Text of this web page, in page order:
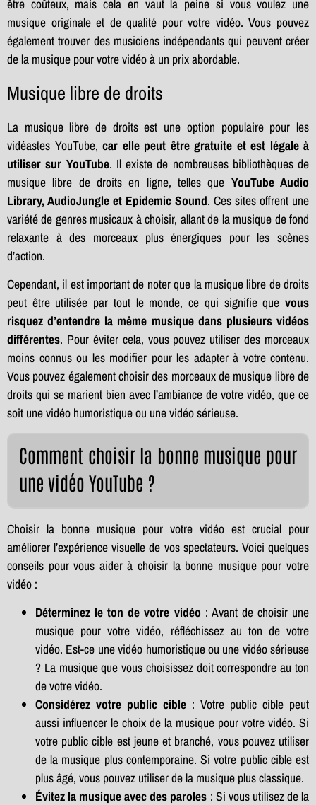
être coûteux, mais cela en vaut la peine si vous voulez une
musique originale et de qualité pour votre vidéo. Vous pouvez
également trouver des musiciens indépendants qui peuvent créer
de la musique pour votre vidéo à un prix abordable.
Musique libre de droits
La musique libre de droits est une option populaire pour les
vidéastes YouTube, car elle peut être gratuite et est légale à
utiliser sur YouTube. Il existe de nombreuses bibliothèques de
musique libre de droits en ligne, telles que YouTube Audio
Library, AudioJungle et Epidemic Sound. Ces sites offrent une
variété de genres musicaux à choisir, allant de la musique de fond
relaxante à des morceaux plus énergiques pour les scènes
d’action.
Cependant, il est important de noter que la musique libre de droits
peut être utilisée par tout le monde, ce qui signifie que vous
risquez d’entendre la même musique dans plusieurs vidéos
différentes. Pour éviter cela, vous pouvez utiliser des morceaux
moins connus ou les modifier pour les adapter à votre contenu.
Vous pouvez également choisir des morceaux de musique libre de
droits qui se marient bien avec l’ambiance de votre vidéo, que ce
soit une vidéo humoristique ou une vidéo sérieuse.
Comment choisir la bonne musique pour
une vidéo YouTube ?
Choisir la bonne musique pour votre vidéo est crucial pour
améliorer l’expérience visuelle de vos spectateurs. Voici quelques
conseils pour vous aider à choisir la bonne musique pour votre
vidéo :
Déterminez le ton de votre vidéo : Avant de choisir une
musique pour votre vidéo, réfléchissez au ton de votre
vidéo. Est-ce une vidéo humoristique ou une vidéo sérieuse
? La musique que vous choisissez doit correspondre au ton
de votre vidéo.
Considérez votre public cible : Votre public cible peut
aussi influencer le choix de la musique pour votre vidéo. Si
votre public cible est jeune et branché, vous pouvez utiliser
de la musique plus contemporaine. Si votre public cible est
plus âgé, vous pouvez utiliser de la musique plus classique.
Évitez la musique avec des paroles : Si vous utilisez de la